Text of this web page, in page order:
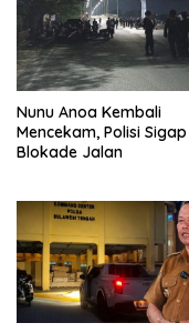
Nunu Anoa Kembali
Mencekam, Polisi Sigap
Blokade Jalan